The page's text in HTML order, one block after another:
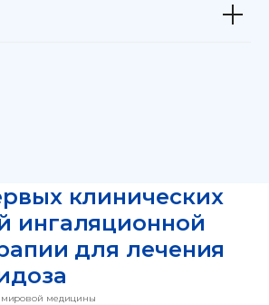
клинических
ингаляционной
для лечения
мировой медицины